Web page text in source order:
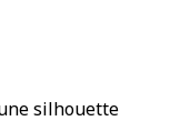
silhouette